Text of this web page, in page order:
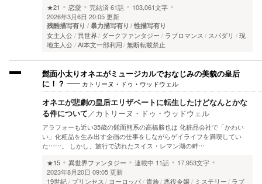
★21
恋愛 完結済61話
103,061文字
2026年3月6日 20:05 更新
残酷描写有り 暴力描写有り 性描写有り
女主人公 異世界 ダークファンタジー ラブロマンス スパダリ
現
地主人公 AI本文一部利用 無断転載禁止
髭面小太りオネエがミュージカルでおなじみの美貌の皇后
に！？
カトリーヌ・ドゥ・ウッドウェル
オネエが悲劇の皇后エリザベートに転生したけどなんとかな
る件について／カトリーヌ・ドゥ・ウッドウェル
アラフォーも近い35歳の髭面熊系の高橋勝也は 化粧品会社で「かわい
い」化粧品を生み出す企画の仕事をしながらゲイライフを満喫してい
た……。 しかし、旅行で訪れたスイス・レマン湖の畔…
★15
異世界ファンタジー 連載中 11話
17,953文字
2023年8月20日 09:05 更新
19世紀
プリンセス ヨーロッパ 貴族 悪役令嬢 ミステリー
ラブ